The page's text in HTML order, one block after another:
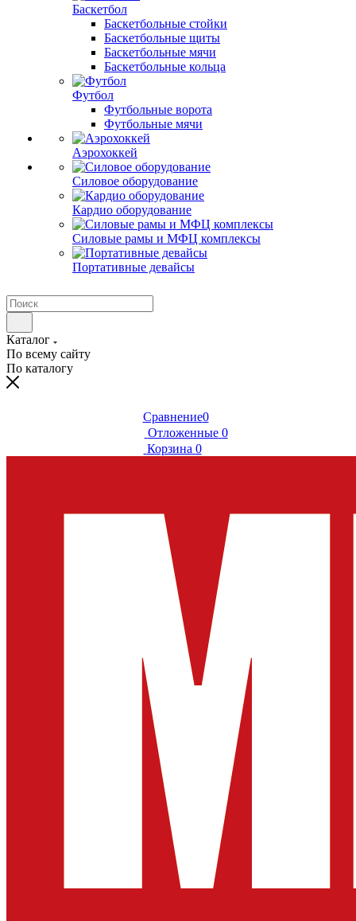
Баскетбол
Баскетбольные стойки
Баскетбольные щиты
Баскетбольные мячи
Баскетбольные кольца
Футбол
Футбольные ворота
Футбольные мячи
Аэрохоккей
Силовое оборудование
Кардио оборудование
Силовые рамы и МФЦ комплексы
Портативные девайсы
Каталог
По всему сайту
По каталогу
Сравнение0
Отложенные 0
Корзина 0